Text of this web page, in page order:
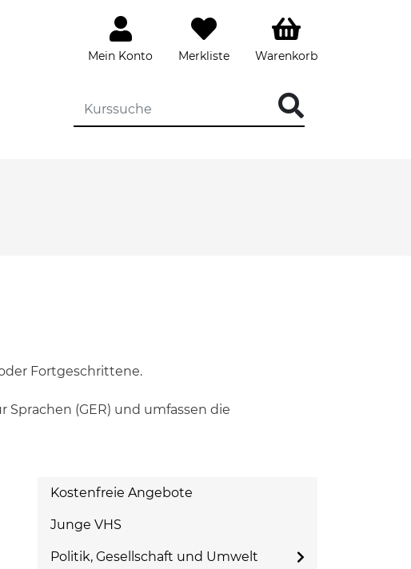
Mein Konto Merkliste Warenkorb
Fortgeschrittene.
(GER) und umfassen die
Kostenfreie Angebote
Junge VHS
Politik, Gesellschaft und Umwelt